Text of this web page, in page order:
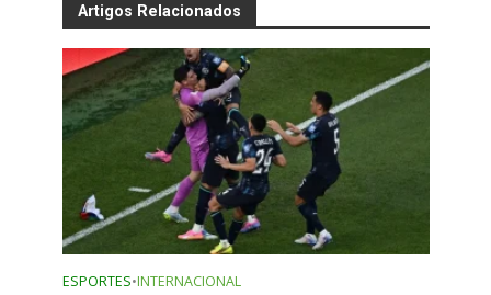
Artigos Relacionados
ESPORTES•INTERNACIONAL